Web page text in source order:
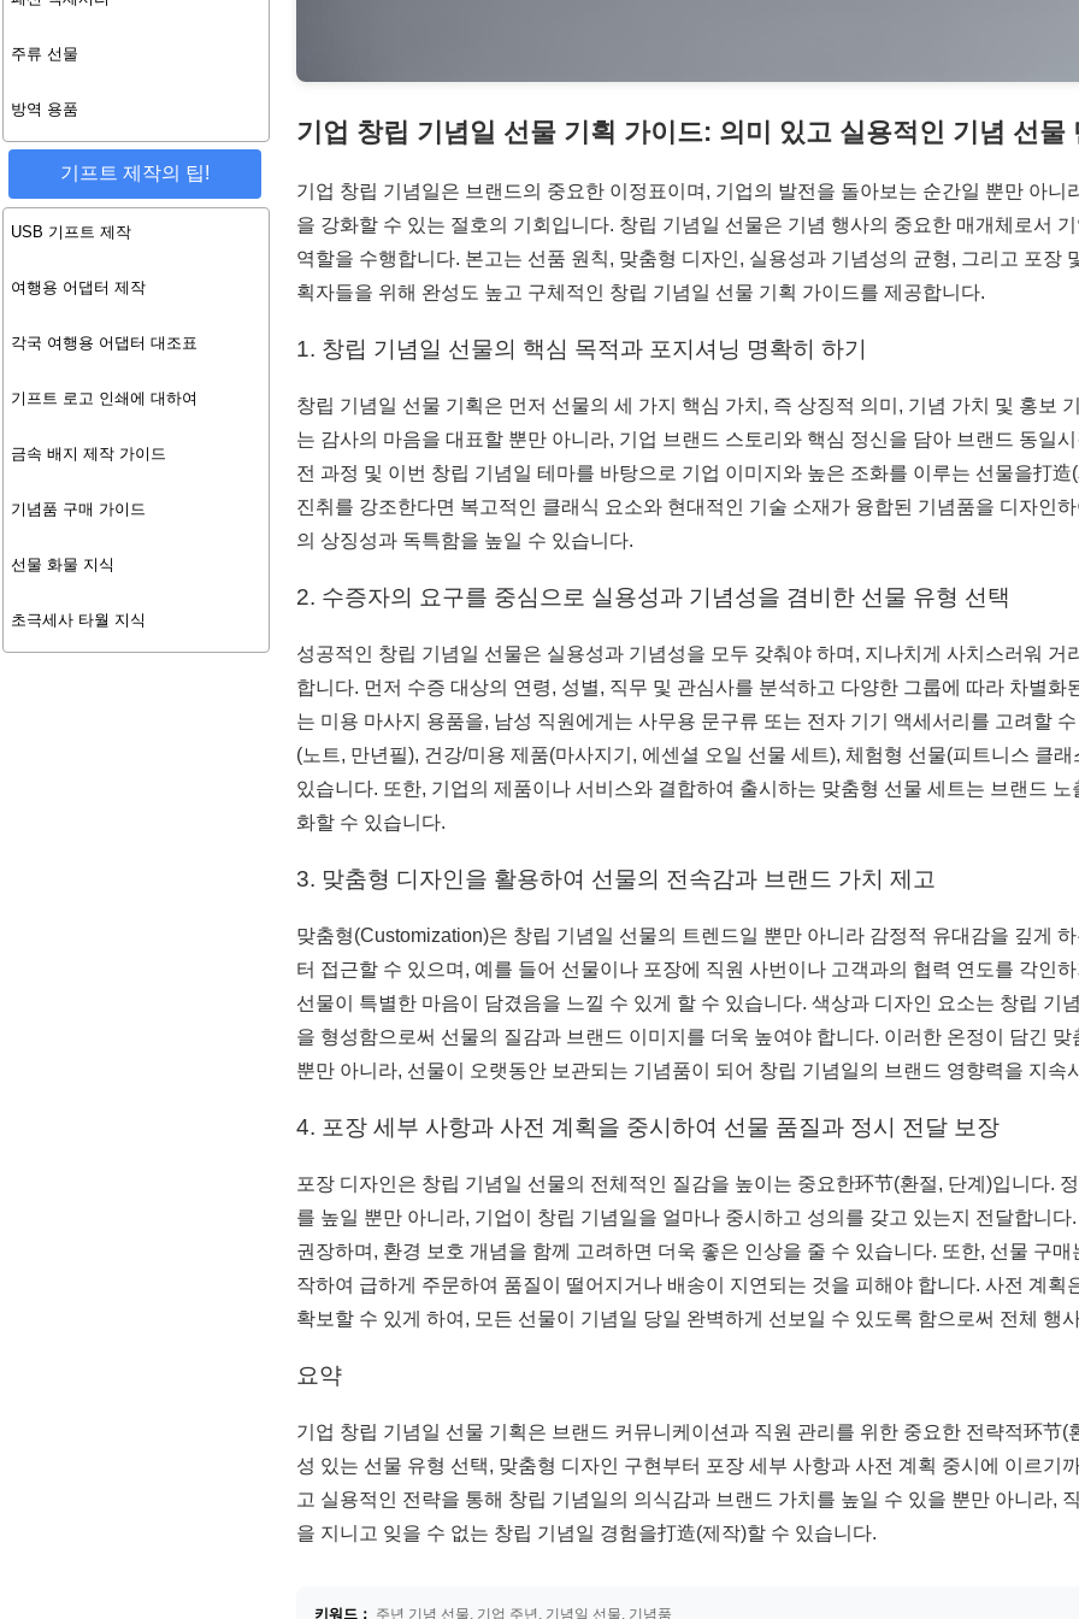
주류 선물
방역 용품
기프트 제작의 팁!
USB 기프트 제작
여행용 어댑터 제작
각국 여행용 어댑터 대조표
기프트 로고 인쇄에 대하여
금속 배지 제작 가이드
기념품 구매 가이드
선물 화물 지식
초극세사 타월 지식
기업 창립 기념일 선물 기획 가이드: 의미 있고 실용적인 기념 선물
기업 창립 기념일은 브랜드의 중요한 이정표이며, 기업의 발전을 돌아보는 순간일 뿐만 아
을 강화할 수 있는 절호의 기회입니다. 창립 기념일 선물은 기념 행사의 중요한 매개체로서
역할을 수행합니다. 본고는 선품 원칙, 맞춤형 디자인, 실용성과 기념성의 균형, 그리고 포장
획자들을 위해 완성도 높고 구체적인 창립 기념일 선물 기획 가이드를 제공합니다.
1. 창립 기념일 선물의 핵심 목적과 포지셔닝 명확히 하기
창립 기념일 선물 기획은 먼저 선물의 세 가지 핵심 가치, 즉 상징적 의미, 기념 가치 및 홍보
는 감사의 마음을 대표할 뿐만 아니라, 기업 브랜드 스토리와 핵심 정신을 담아 브랜드 동일
전 과정 및 이번 창립 기념일 테마를 바탕으로 기업 이미지와 높은 조화를 이루는 선물을打
진취를 강조한다면 복고적인 클래식 요소와 현대적인 기술 소재가 융합된 기념품을 디자인
의 상징성과 독특함을 높일 수 있습니다.
2. 수증자의 요구를 중심으로 실용성과 기념성을 겸비한 선물 유형 선택
성공적인 창립 기념일 선물은 실용성과 기념성을 모두 갖춰야 하며, 지나치게 사치스러워
합니다. 먼저 수증 대상의 연령, 성별, 직무 및 관심사를 분석하고 다양한 그룹에 따라 차별
는 미용 마사지 용품을, 남성 직원에게는 사무용 문구류 또는 전자 기기 액세서리를 고려할
(노트, 만년필), 건강/미용 제품(마사지기, 에센셜 오일 선물 세트), 체험형 선물(피트니스 클
있습니다. 또한, 기업의 제품이나 서비스와 결합하여 출시하는 맞춤형 선물 세트는 브랜드
화할 수 있습니다.
3. 맞춤형 디자인을 활용하여 선물의 전속감과 브랜드 가치 제고
맞춤형(Customization)은 창립 기념일 선물의 트렌드일 뿐만 아니라 감정적 유대감을 깊게
터 접근할 수 있으며, 예를 들어 선물이나 포장에 직원 사번이나 고객과의 협력 연도를 각인
선물이 특별한 마음이 담겼음을 느낄 수 있게 할 수 있습니다. 색상과 디자인 요소는 창립
을 형성함으로써 선물의 질감과 브랜드 이미지를 더욱 높여야 합니다. 이러한 온정이 담긴
뿐만 아니라, 선물이 오랫동안 보관되는 기념품이 되어 창립 기념일의 브랜드 영향력을 지속
4. 포장 세부 사항과 사전 계획을 중시하여 선물 품질과 정시 전달 보장
포장 디자인은 창립 기념일 선물의 전체적인 질감을 높이는 중요한环节(환절, 단계)입니다.
를 높일 뿐만 아니라, 기업이 창립 기념일을 얼마나 중시하고 성의를 갖고 있는지 전달합니
권장하며, 환경 보호 개념을 함께 고려하면 더욱 좋은 인상을 줄 수 있습니다. 또한, 선물 구
작하여 급하게 주문하여 품질이 떨어지거나 배송이 지연되는 것을 피해야 합니다. 사전 계
확보할 수 있게 하여, 모든 선물이 기념일 당일 완벽하게 선보일 수 있도록 함으로써 전체 행
요약
기업 창립 기념일 선물 기획은 브랜드 커뮤니케이션과 직원 관리를 위한 중요한 전략적环节
성 있는 선물 유형 선택, 맞춤형 디자인 구현부터 포장 세부 사항과 사전 계획 중시에 이르기
고 실용적인 전략을 통해 창립 기념일의 의식감과 브랜드 가치를 높일 수 있을 뿐만 아니라,
을 지니고 잊을 수 없는 창립 기념일 경험을打造(제작)할 수 있습니다.
키워드： 주년 기념 선물, 기업 주년, 기념일 선물, 기념품